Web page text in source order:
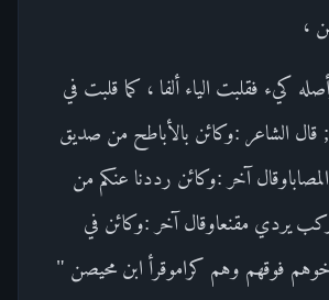
،
كيء فقلبت الياء ألفا ، كما قلبت في
الشاعر :وكائن بالأباطح من صديق
آخر :وكائن رددنا عنكم من
يردي مقنعاوقال آخر :وكائن في
فوقهم وهم كراموقرأ ابن محيصن "